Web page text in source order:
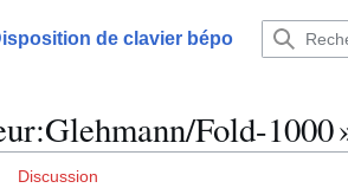
de clavier bépo
Fold-1000
Discussion